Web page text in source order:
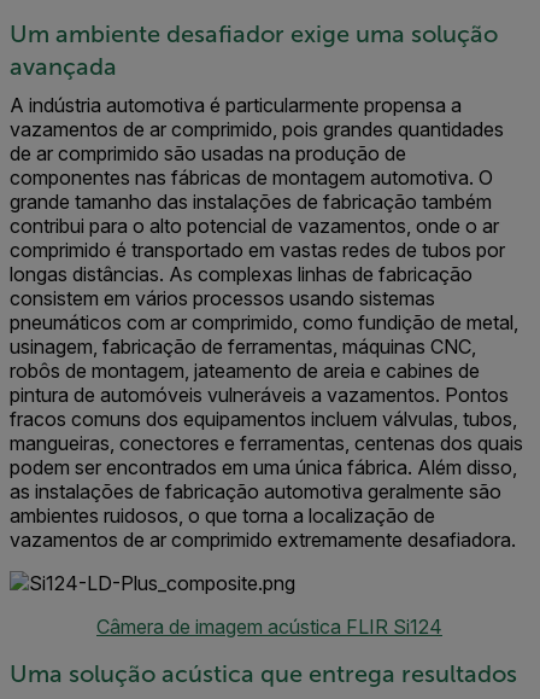
Um ambiente desafiador exige uma solução
avançada
A indústria automotiva é particularmente propensa a
vazamentos de ar comprimido, pois grandes quantidades
de ar comprimido são usadas na produção de
componentes nas fábricas de montagem automotiva. O
grande tamanho das instalações de fabricação também
contribui para o alto potencial de vazamentos, onde o ar
comprimido é transportado em vastas redes de tubos por
longas distâncias. As complexas linhas de fabricação
consistem em vários processos usando sistemas
pneumáticos com ar comprimido, como fundição de metal,
usinagem, fabricação de ferramentas, máquinas CNC,
robôs de montagem, jateamento de areia e cabines de
pintura de automóveis vulneráveis a vazamentos. Pontos
fracos comuns dos equipamentos incluem válvulas, tubos,
mangueiras, conectores e ferramentas, centenas dos quais
podem ser encontrados em uma única fábrica. Além disso,
as instalações de fabricação automotiva geralmente são
ambientes ruidosos, o que torna a localização de
vazamentos de ar comprimido extremamente desafiadora.
Câmera de imagem acústica FLIR Si124
Uma solução acústica que entrega resultados